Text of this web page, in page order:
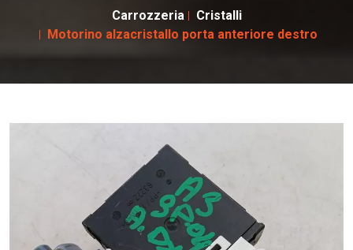
Carrozzeria
Cristalli
Motorino alzacristallo porta anteriore destro